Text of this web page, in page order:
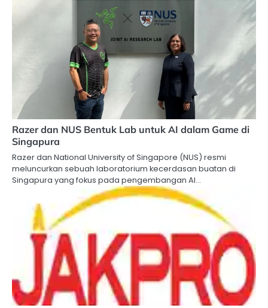
Razer dan NUS Bentuk Lab untuk AI dalam Game di
Singapura
Razer dan National University of Singapore (NUS) resmi
meluncurkan sebuah laboratorium kecerdasan buatan di
Singapura yang fokus pada pengembangan AI…